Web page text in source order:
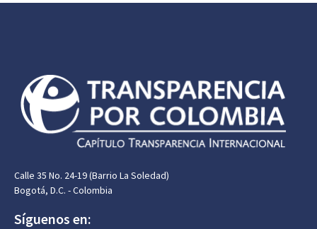
Calle 35 No. 24-19 (Barrio La Soledad)
Bogotá, D.C. - Colombia
Síguenos en: